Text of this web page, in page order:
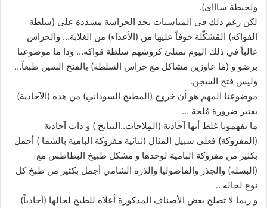
ولخبطة ساااي).
لكن رغم ذلك في المناسبات تجد الحراسة مشددة على (سلطة
الفواكه) المُشكّلة خوفاً عليها من (الأعداء) من الغلابة… والحراس
غالباً في ذلك اليوم تمتلئ كروشهم سلطة فواكه… ودا ما موضوعنا
برضو و (ما عاوزين مشاكل مع حراس السلطة) بالفتح السين طبعاً…
وليس فتح السجن.
موضوعنا المهم هو أن خروج (المطبخ السوداني) من هذه (الآحادية)
يعتبر ضرورة مُلحة …
ما تفهمونا غلط أنها آحادية (المِلاحات..التبايخ ) و ذات آحادية
(المفروكة) فعلي سبيل المثال (ثنائية مفروكة البامية بالشما ) أجمل
بكثير من مفروكة البامية لوحدها و مشكل طبيخ البطاطس مع
(البسلة) والجذر والفاصوليا والذرة الشامي أجمل بكثير من طبخ كل
نوع لحاله ..
و ربما لا تصلح بعض الأصناف المذكورة أعلاه للطبخ لحالها (آحادياً)